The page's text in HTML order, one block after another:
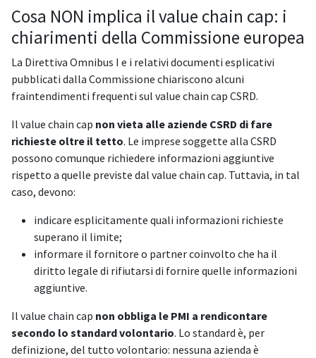
Cosa NON implica il value chain cap: i
chiarimenti della Commissione europea
La Direttiva Omnibus I e i relativi documenti esplicativi
pubblicati dalla Commissione chiariscono alcuni
fraintendimenti frequenti sul value chain cap CSRD.
Il value chain cap non vieta alle aziende CSRD di fare
richieste oltre il tetto. Le imprese soggette alla CSRD
possono comunque richiedere informazioni aggiuntive
rispetto a quelle previste dal value chain cap. Tuttavia, in tal
caso, devono:
indicare esplicitamente quali informazioni richieste
superano il limite;
informare il fornitore o partner coinvolto che ha il
diritto legale di rifiutarsi di fornire quelle informazioni
aggiuntive.
Il value chain cap non obbliga le PMI a rendicontare
secondo lo standard volontario. Lo standard è, per
definizione, del tutto volontario: nessuna azienda è